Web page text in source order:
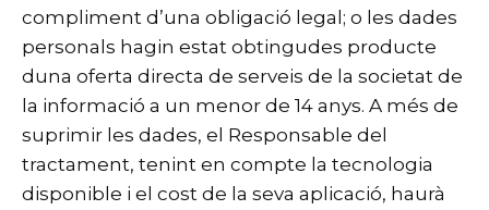
compliment d’una obligació legal; o les dades
personals hagin estat obtingudes producte
duna oferta directa de serveis de la societat de
la informació a un menor de 14 anys. A més de
suprimir les dades, el Responsable del
tractament, tenint en compte la tecnologia
disponible i el cost de la seva aplicació, haurà